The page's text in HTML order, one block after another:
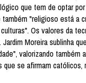
que tem de optar
"religioso está a
Os valores da
Moreira sublinha
valorizando também
se afirmam